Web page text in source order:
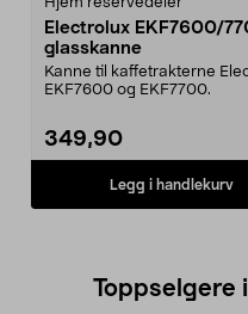
Hjem reservedeler
Electrolux EKF7600/
glasskanne
Kanne til kaffetrakterne
EKF7600 og EKF7700.
349,90
Legg i handlekurv
Toppselgere